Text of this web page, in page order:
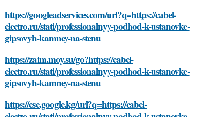
https://googleadservices.com/url?q=https://cabel-
electro.ru/stati/professionalnyy-podhod-k-ustanovke-
gipsovyh-kamney-na-stenu
https://zaim.moy.su/go?https://cabel-
electro.ru/stati/professionalnyy-podhod-k-ustanovke-
gipsovyh-kamney-na-stenu
https://cse.google.kg/url?q=https://cabel-